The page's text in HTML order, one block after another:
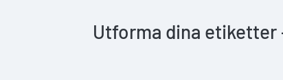
Utforma dina etiketter